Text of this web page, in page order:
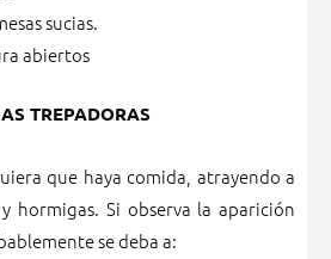
sucias.
abiertos
TREPADORAS
que haya comida, atrayendo a
hormigas. Si observa la aparición
se deba a: